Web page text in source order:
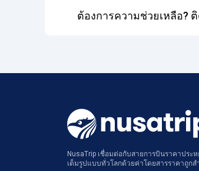
ต้องการความช่วยเหลือ?
NusaTrip เชื่อมต่อกับสายการบินราคาประ
เต็มรูปแบบทั่วโลกด้วยค่าโดยสารราคาถูกส